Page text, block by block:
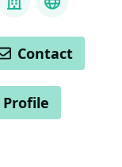
CompanyYoutube
Contact